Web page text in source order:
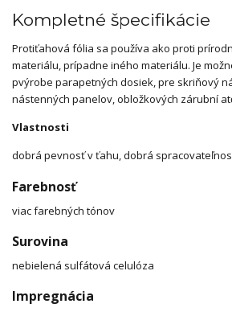
Kompletné špecifikácie
Protiťahová fólia sa používa ako proti
materiálu, prípadne iného materiálu. Je
pvýrobe parapetných dosiek, pre skriňový
nástenných panelov, obložkových zárubní
Vlastnosti
dobrá pevnosť v ťahu, dobrá
Farebnosť
viac farebných tónov
Surovina
nebielená sulfátová celulóza
Impregnácia